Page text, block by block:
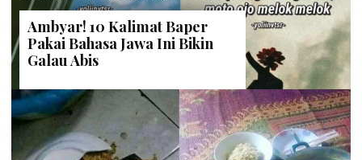
Ambyar! 10 Kalimat Baper
Pakai Bahasa Jawa Ini Bikin
Galau Abis